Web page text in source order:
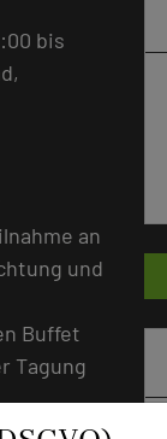
bis
an
und
Buffet
Tagung